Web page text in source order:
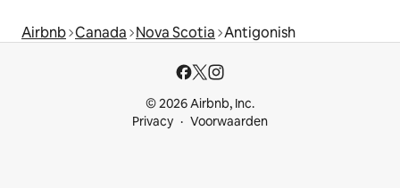
Airbnb Canada Nova Scotia Antigonish
© 2026 Airbnb, Inc.
Privacy
Voorwaarden